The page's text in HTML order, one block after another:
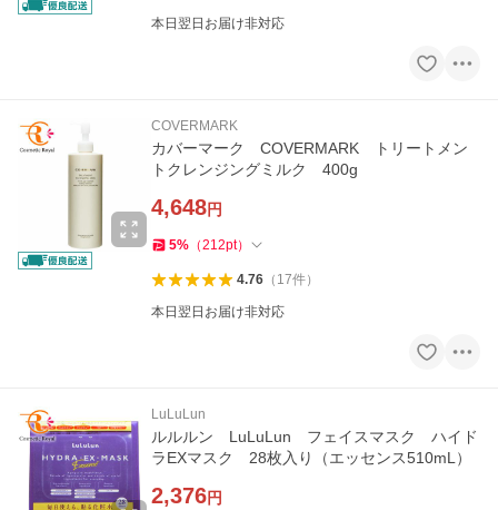
本日翌日お届け非対応
COVERMARK
カバーマーク COVERMARK トリートメン
トクレンジングミルク 400g
4,648円
5% （212pt）
4.76（ 17件）
本日翌日お届け非対応
LuLuLun
ルルルン LuLuLun フェイスマスク ハイド
ラEXマスク 28枚入り（エッセンス510mL）
2,376円